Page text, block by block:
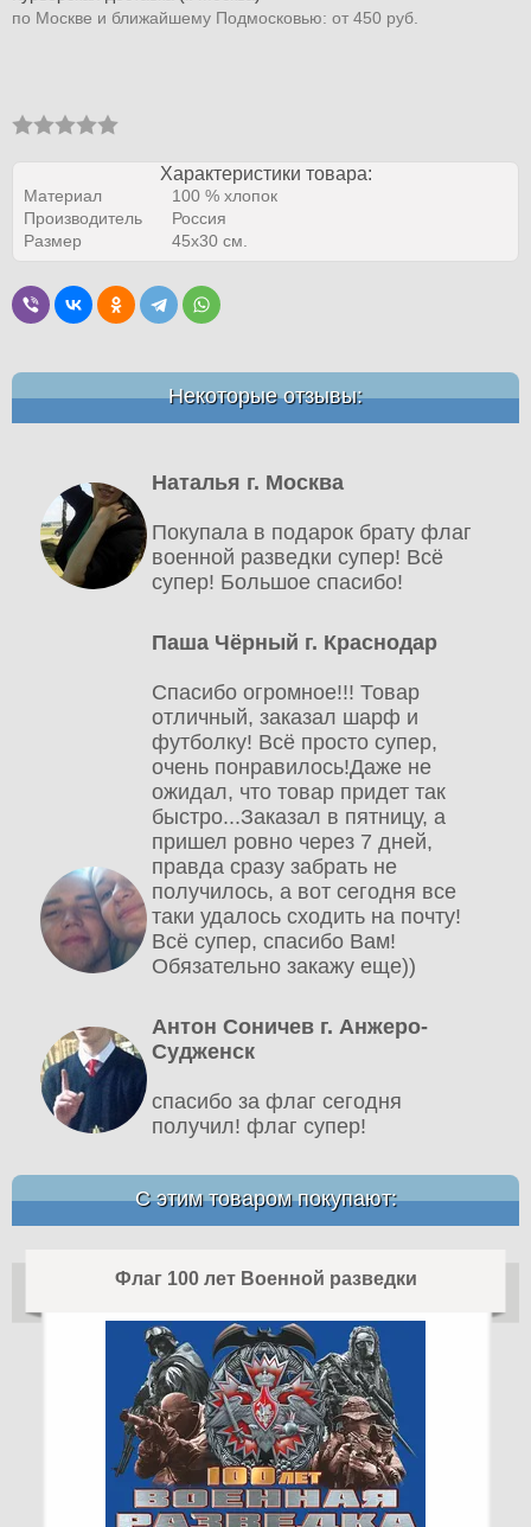
по Москве и ближайшему Подмосковью: от 450 руб.
Характеристики товара:
Материал
100 % хлопок
Производитель
Россия
Размер
45x30 см.
Некоторые отзывы:
Наталья г. Москва
Покупала в подарок брату флаг
военной разведки супер! Всё
супер! Большое спасибо!
Паша Чёрный г. Краснодар
Спасибо огромное!!! Товар
отличный, заказал шарф и
футболку! Всё просто супер,
очень понравилось!Даже не
ожидал, что товар придет так
быстро...Заказал в пятницу, а
пришел ровно через 7 дней,
правда сразу забрать не
получилось, а вот сегодня все
таки удалось сходить на почту!
Всё супер, спасибо Вам!
Обязательно закажу еще))
Антон Соничев г. Анжеро-
Судженск
спасибо за флаг сегодня
получил! флаг супер!
С этим товаром покупают:
Флаг 100 лет Военной разведки